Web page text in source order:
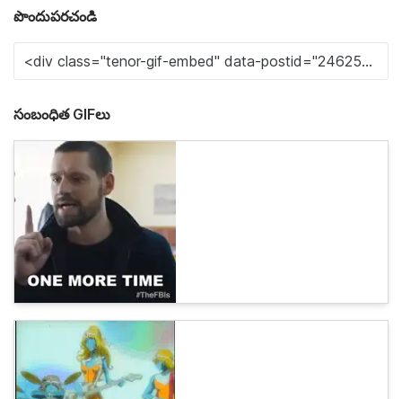
పొందుపరచండి
సంబంధిత GIFలు